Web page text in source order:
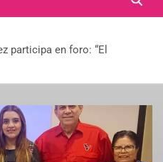
participa en foro: “El